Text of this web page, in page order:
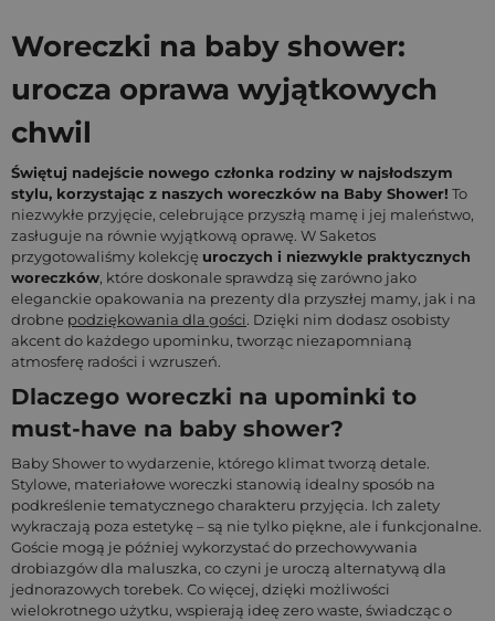
Woreczki na baby shower:
urocza oprawa wyjątkowych
chwil
Świętuj nadejście nowego członka rodziny w najsłodszym
stylu, korzystając z naszych woreczków na Baby Shower! To
niezwykłe przyjęcie, celebrujące przyszłą mamę i jej maleństwo,
zasługuje na równie wyjątkową oprawę. W Saketos
przygotowaliśmy kolekcję uroczych i niezwykle praktycznych
woreczków, które doskonale sprawdzą się zarówno jako
eleganckie opakowania na prezenty dla przyszłej mamy, jak i na
drobne podziękowania dla gości. Dzięki nim dodasz osobisty
akcent do każdego upominku, tworząc niezapomnianą
atmosferę radości i wzruszeń.
Dlaczego woreczki na upominki to
must-have na baby shower?
Baby Shower to wydarzenie, którego klimat tworzą detale.
Stylowe, materiałowe woreczki stanowią idealny sposób na
podkreślenie tematycznego charakteru przyjęcia. Ich zalety
wykraczają poza estetykę – są nie tylko piękne, ale i funkcjonalne.
Goście mogą je później wykorzystać do przechowywania
drobiazgów dla maluszka, co czyni je uroczą alternatywą dla
jednorazowych torebek. Co więcej, dzięki możliwości
wielokrotnego użytku, wspierają ideę zero waste, świadcząc o